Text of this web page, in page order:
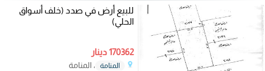
للبيع أرض في صدد (خلف أسواق
الحلي)
170362 دينار
المنامة
، المنامة